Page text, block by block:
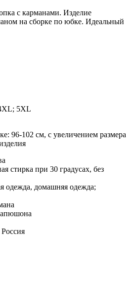
с карманами. Изделие
на сборке по юбке. Идеальный
5XL
96-102 см, с увеличением размера
стирка при 30 градусах, без
одежда, домашняя одежда;
Россия